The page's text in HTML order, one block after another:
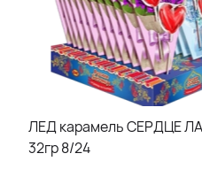
ЛЕД карамель СЕРДЦЕ
32гр 8/24